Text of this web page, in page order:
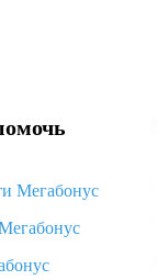
Мегабонус